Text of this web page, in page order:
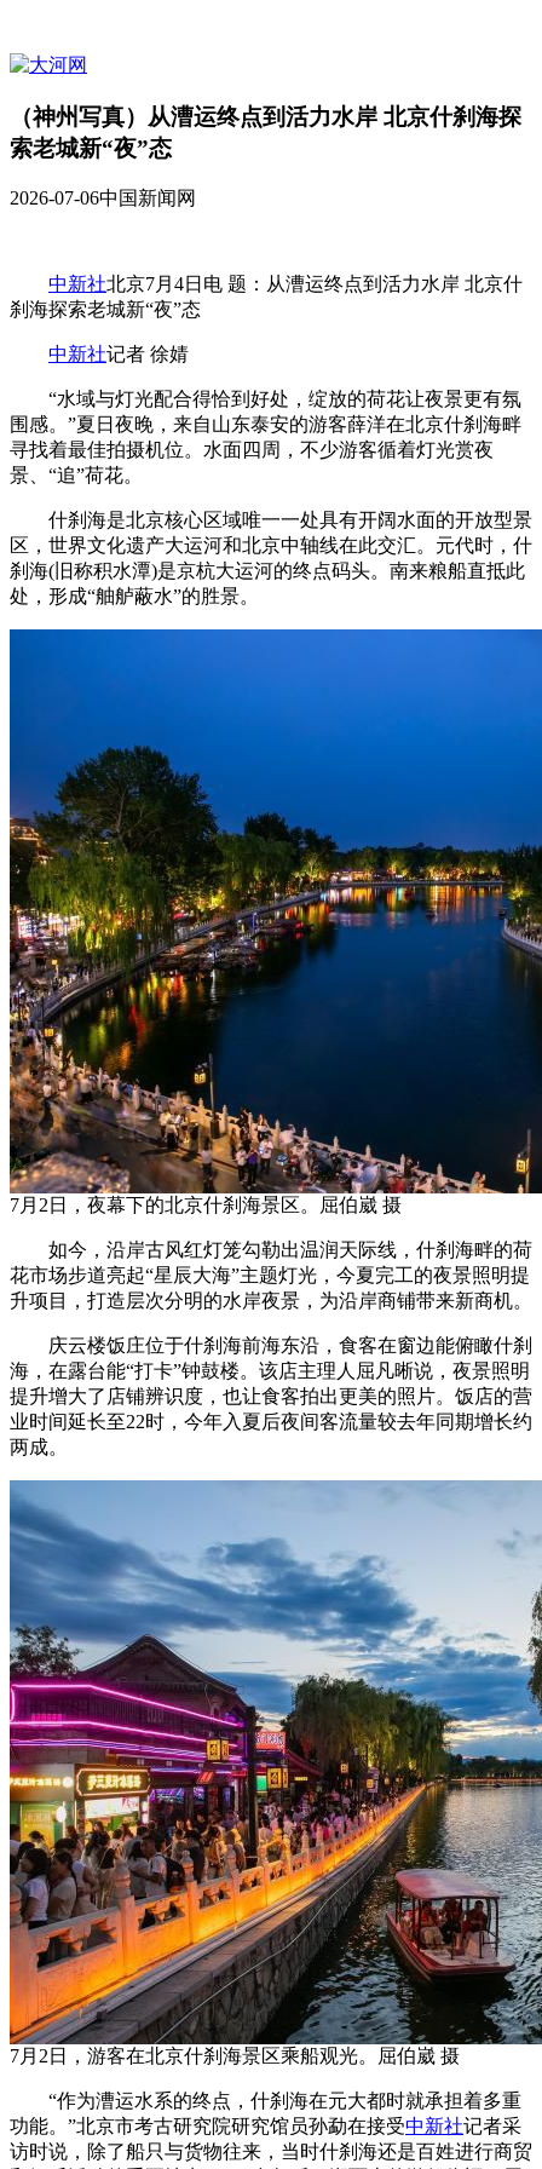
（神州写真）从漕运终点到活力水岸 北京什刹海探
索老城新“夜”态
2026-07-06中国新闻网
中新社北京7月4日电 题：从漕运终点到活力水岸 北京什
刹海探索老城新“夜”态
中新社记者 徐婧
“水域与灯光配合得恰到好处，绽放的荷花让夜景更有氛
围感。”夏日夜晚，来自山东泰安的游客薛洋在北京什刹海畔
寻找着最佳拍摄机位。水面四周，不少游客循着灯光赏夜
景、“追”荷花。
什刹海是北京核心区域唯一一处具有开阔水面的开放型景
区，世界文化遗产大运河和北京中轴线在此交汇。元代时，什
刹海(旧称积水潭)是京杭大运河的终点码头。南来粮船直抵此
处，形成“舳舻蔽水”的胜景。
7月2日，夜幕下的北京什刹海景区。屈伯崴 摄
如今，沿岸古风红灯笼勾勒出温润天际线，什刹海畔的荷
花市场步道亮起“星辰大海”主题灯光，今夏完工的夜景照明提
升项目，打造层次分明的水岸夜景，为沿岸商铺带来新商机。
庆云楼饭庄位于什刹海前海东沿，食客在窗边能俯瞰什刹
海，在露台能“打卡”钟鼓楼。该店主理人屈凡晰说，夜景照明
提升增大了店铺辨识度，也让食客拍出更美的照片。饭店的营
业时间延长至22时，今年入夏后夜间客流量较去年同期增长约
两成。
7月2日，游客在北京什刹海景区乘船观光。屈伯崴 摄
“作为漕运水系的终点，什刹海在元大都时就承担着多重
功能。”北京市考古研究院研究馆员孙勐在接受中新社记者采
访时说，除了船只与货物往来，当时什刹海还是百姓进行商贸